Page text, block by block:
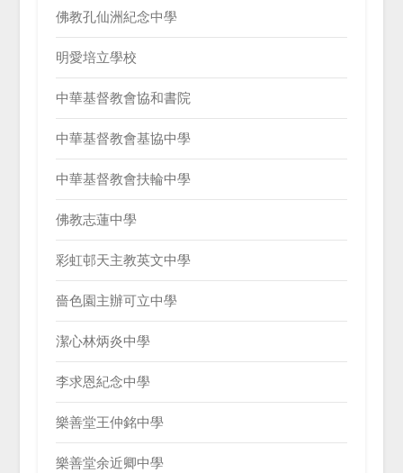
佛教孔仙洲紀念中學
明愛培立學校
中華基督教會協和書院
中華基督教會基協中學
中華基督教會扶輪中學
佛教志蓮中學
彩虹邨天主教英文中學
嗇色園主辦可立中學
潔心林炳炎中學
李求恩紀念中學
樂善堂王仲銘中學
樂善堂余近卿中學